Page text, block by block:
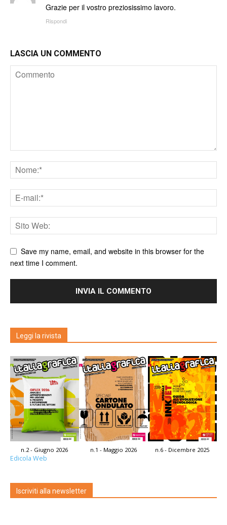
Grazie per il vostro preziosissimo lavoro.
Rispondi
LASCIA UN COMMENTO
Save my name, email, and website in this browser for the
next time I comment.
Leggi la rivista
n.2 - Giugno 2026 n.1 - Maggio 2026 n.6 - Dicembre 2025
Edicola Web
Iscriviti alla newsletter